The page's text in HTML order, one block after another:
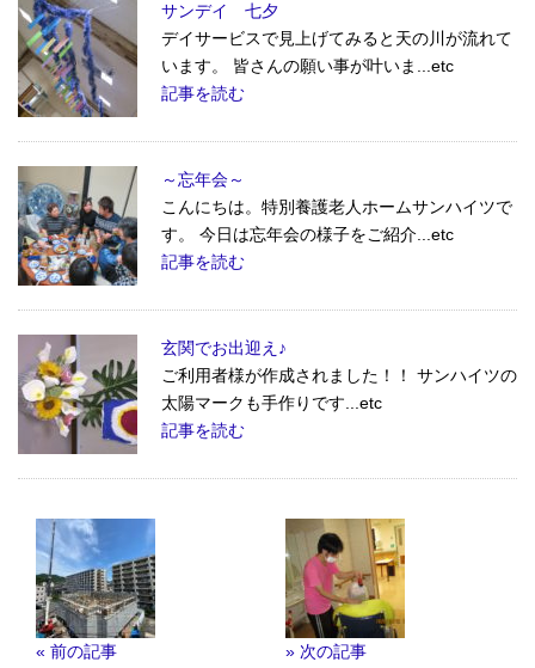
サンデイ 七夕
デイサービスで見上げてみると天の川が流れて
います。 皆さんの願い事が叶いま...etc
記事を読む
～忘年会～
こんにちは。特別養護老人ホームサンハイツで
す。 今日は忘年会の様子をご紹介...etc
記事を読む
玄関でお出迎え♪
ご利用者様が作成されました！！ サンハイツの
太陽マークも手作りです...etc
記事を読む
« 前の記事
» 次の記事